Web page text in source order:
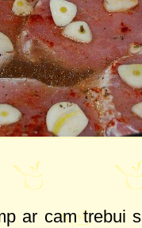
ar cam trebui